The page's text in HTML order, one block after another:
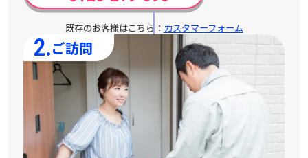
既存のお客様はこちら： カスタマーフォーム
2.ご訪問